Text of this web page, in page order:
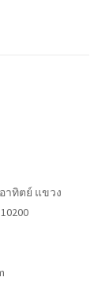
าทิตย์ แขวง